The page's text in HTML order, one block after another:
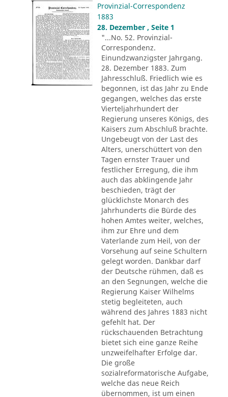
Provinzial-Correspondenz
1883
28. Dezember , Seite 1
"...No. 52. Provinzial-
Correspondenz.
Einundzwanzigster Jahrgang.
28. Dezember 1883. Zum
Jahresschluß. Friedlich wie es
begonnen, ist das Jahr zu Ende
gegangen, welches das erste
Vierteljahrhundert der
Regierung unseres Königs, des
Kaisers zum Abschluß brachte.
Ungebeugt von der Last des
Alters, unerschüttert von den
Tagen ernster Trauer und
festlicher Erregung, die ihm
auch das abklingende Jahr
beschieden, trägt der
glücklichste Monarch des
Jahrhunderts die Bürde des
hohen Amtes weiter, welches,
ihm zur Ehre und dem
Vaterlande zum Heil, von der
Vorsehung auf seine Schultern
gelegt worden. Dankbar darf
der Deutsche rühmen, daß es
an den Segnungen, welche die
Regierung Kaiser Wilhelms
stetig begleiteten, auch
während des Jahres 1883 nicht
gefehlt hat. Der
rückschauenden Betrachtung
bietet sich eine ganze Reihe
unzweifelhafter Erfolge dar.
Die große
sozialreformatorische Aufgabe,
welche das neue Reich
übernommen, ist um einen